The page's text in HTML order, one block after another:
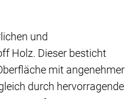
und
Holz. Dieser besticht
mit angenehmer
durch hervorragende